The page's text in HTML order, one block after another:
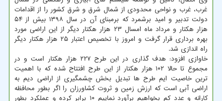
غرب، غرب و نواحی محدودی از شمال شرق و شرق کشور را از اقدامات
دولت تدبیر و امید برشمرد که برمبنای آن در سال ۱۳۹۸ بیش از ۵۴
هزار هکتار و مرداد ماه امسال ۲۳ هزار هکتار دیگر از این اراضی مورد
بهره برداری قرار گرفت و امروز با تخصیص اعتبار ۲۵ هزار هکتار دیگر
راه اندازی شد.
خاوازی افزود: هدف گذاری در این طرح ۲۲۷ هزار هکتار است و در
مجموع تا حالا ۱۰۲ هزار هکتار از این طرح افتتاح شده که با اهمیت
ترین خاصیت ایم طرح ها تبدیل بخش چشمگیری از اراضی دیم به
اراضی آبی است که ارزش زمین و ثروت کشاورزان را اگر بطور محافظه
کارانه و عدد کم بخواهیم برآورد نماییم ۱۰ برابر کرده و عملکرد بطور